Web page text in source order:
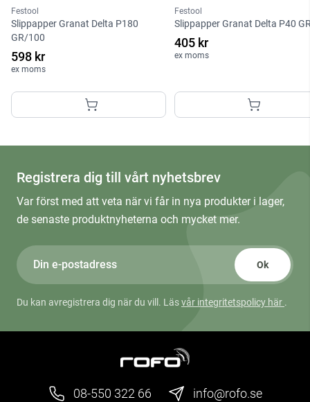
Festool
Slippapper Granat Delta P180
GR/100
598 kr
ex moms
Festool
Slippapper Granat Delta P40
405 kr
ex moms
Registrera dig till vårt nyhetsbrev
Var först med att veta när vi får in nya produkter i lager,
de senaste produktnyheterna och mycket mer.
Ok
Du kan avregistrera dig när du vill. Läsvår integritetspolicy här .
08-550 322 66 info@rofo.se